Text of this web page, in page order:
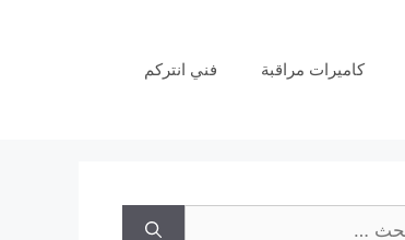
كاميرات مراقبة فني انتركم